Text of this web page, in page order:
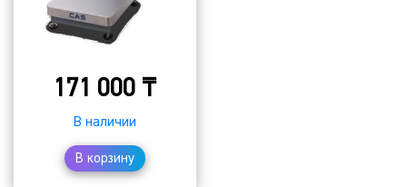
171 000 ₸
В наличии
В корзину